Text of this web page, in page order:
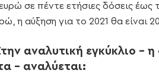
σε πέντε ετήσιες δόσεις έως
η αύξηση για το 2021 θα
αναλυτική εγκύκλιο –
– αναλύεται: